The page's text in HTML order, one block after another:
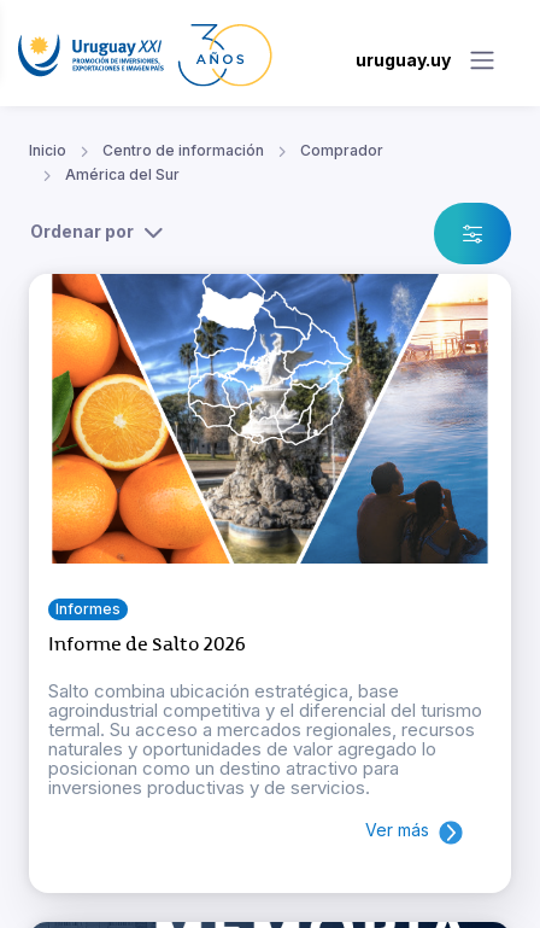
uruguay.uy
Inicio Centro de información
Comprador
América del Sur
Ordenar por
Informes
Informe de Salto 2026
Salto combina ubicación estratégica, base
agroindustrial competitiva y el diferencial del turismo
termal. Su acceso a mercados regionales, recursos
naturales y oportunidades de valor agregado lo
posicionan como un destino atractivo para
inversiones productivas y de servicios.
Ver más